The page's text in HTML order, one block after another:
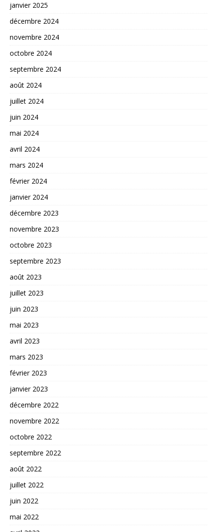
janvier 2025
décembre 2024
novembre 2024
octobre 2024
septembre 2024
août 2024
juillet 2024
juin 2024
mai 2024
avril 2024
mars 2024
février 2024
janvier 2024
décembre 2023
novembre 2023
octobre 2023
septembre 2023
août 2023
juillet 2023
juin 2023
mai 2023
avril 2023
mars 2023
février 2023
janvier 2023
décembre 2022
novembre 2022
octobre 2022
septembre 2022
août 2022
juillet 2022
juin 2022
mai 2022